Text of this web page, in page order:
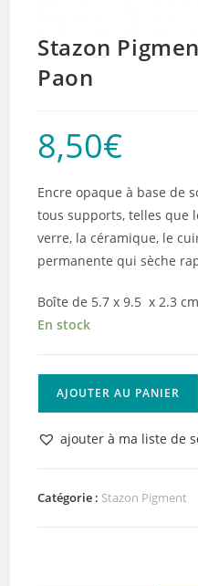
Stazon
Paon
8,50€
Encre opaque à base de
tous supports, telles que
verre, la céramique, le
permanente qui sèche
Boîte de 5.7 x 9.5 x 2.3 cm
En stock
Stazon
Pigment
de
AJOUTER AU PANIER
ajouter à ma liste de
Catégorie : Stazon Pigment